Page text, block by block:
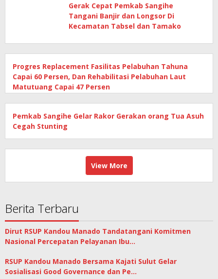
Gerak Cepat Pemkab Sangihe
Tangani Banjir dan Longsor Di
Kecamatan Tabsel dan Tamako
Progres Replacement Fasilitas Pelabuhan Tahuna
Capai 60 Persen, Dan Rehabilitasi Pelabuhan Laut
Matutuang Capai 47 Persen
Pemkab Sangihe Gelar Rakor Gerakan orang Tua Asuh
Cegah Stunting
View More
Berita Terbaru
Dirut RSUP Kandou Manado Tandatangani Komitmen
Nasional Percepatan Pelayanan Ibu…
RSUP Kandou Manado Bersama Kajati Sulut Gelar
Sosialisasi Good Governance dan Pe…